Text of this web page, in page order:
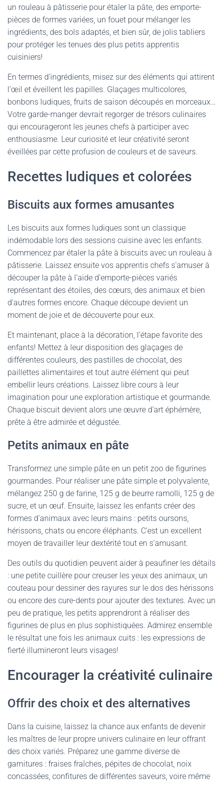
un rouleau à pâtisserie pour étaler la pâte, des emporte-
pièces de formes variées, un fouet pour mélanger les
ingrédients, des bols adaptés, et bien sûr, de jolis tabliers
pour protéger les tenues des plus petits apprentis
cuisiniers!
En termes d’ingrédients, misez sur des éléments qui attirent
l’œil et éveillent les papilles. Glaçages multicolores,
bonbons ludiques, fruits de saison découpés en morceaux…
Votre garde-manger devrait regorger de trésors culinaires
qui encourageront les jeunes chefs à participer avec
enthousiasme. Leur curiosité et leur créativité seront
éveillées par cette profusion de couleurs et de saveurs.
Recettes ludiques et colorées
Biscuits aux formes amusantes
Les biscuits aux formes ludiques sont un classique
indémodable lors des sessions cuisine avec les enfants.
Commencez par étaler la pâte à biscuits avec un rouleau à
pâtisserie. Laissez ensuite vos apprentis chefs s’amuser à
découper la pâte à l’aide d’emporte-pièces variés
représentant des étoiles, des cœurs, des animaux et bien
d’autres formes encore. Chaque découpe devient un
moment de joie et de découverte pour eux.
Et maintenant, place à la décoration, l’étape favorite des
enfants! Mettez à leur disposition des glaçages de
différentes couleurs, des pastilles de chocolat, des
paillettes alimentaires et tout autre élément qui peut
embellir leurs créations. Laissez libre cours à leur
imagination pour une exploration artistique et gourmande.
Chaque biscuit devient alors une œuvre d’art éphémère,
prête à être admirée et dégustée.
Petits animaux en pâte
Transformez une simple pâte en un petit zoo de figurines
gourmandes. Pour réaliser une pâte simple et polyvalente,
mélangez 250 g de farine, 125 g de beurre ramolli, 125 g de
sucre, et un œuf. Ensuite, laissez les enfants créer des
formes d’animaux avec leurs mains : petits oursons,
hérissons, chats ou encore éléphants. C’est un excellent
moyen de travailler leur dextérité tout en s’amusant.
Des outils du quotidien peuvent aider à peaufiner les détails
: une petite cuillère pour creuser les yeux des animaux, un
couteau pour dessiner des rayures sur le dos des hérissons
ou encore des cure-dents pour ajouter des textures. Avec un
peu de pratique, les petits apprendront à réaliser des
figurines de plus en plus sophistiquées. Admirez ensemble
le résultat une fois les animaux cuits : les expressions de
fierté illumineront leurs visages!
Encourager la créativité culinaire
Offrir des choix et des alternatives
Dans la cuisine, laissez la chance aux enfants de devenir
les maîtres de leur propre univers culinaire en leur offrant
des choix variés. Préparez une gamme diverse de
garnitures : fraises fraîches, pépites de chocolat, noix
concassées, confitures de différentes saveurs, voire même